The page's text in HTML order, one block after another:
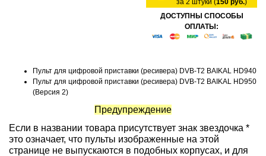
за 2 штуки (150 руб.)
ДОСТУПНЫ СПОСОБЫ
ОПЛАТЫ:
Пульт для цифровой приставки (ресивера) DVB-T2 BAIKAL HD940
Пульт для цифровой приставки (ресивера) DVB-T2 BAIKAL HD950
(Версия 2)
Предупреждение
Если в названии товара присутствует знак звездочка *
это означает, что пульты изображенные на этой
странице не выпускаются в подобных корпусах, и для